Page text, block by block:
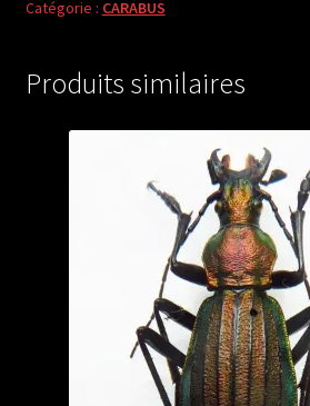
edithae
A1)
Catégorie : CARABUS
Produits similaires